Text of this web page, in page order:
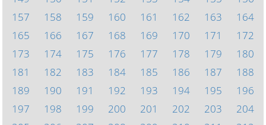
157
158 159 160 161 162 163
164
165
166 167 168 169 170 171
172
173
174 175 176 177 178 179
180
181
182 183 184 185 186 187
188
189
190 191 192 193 194 195
196
197
198 199 200 201 202 203
204